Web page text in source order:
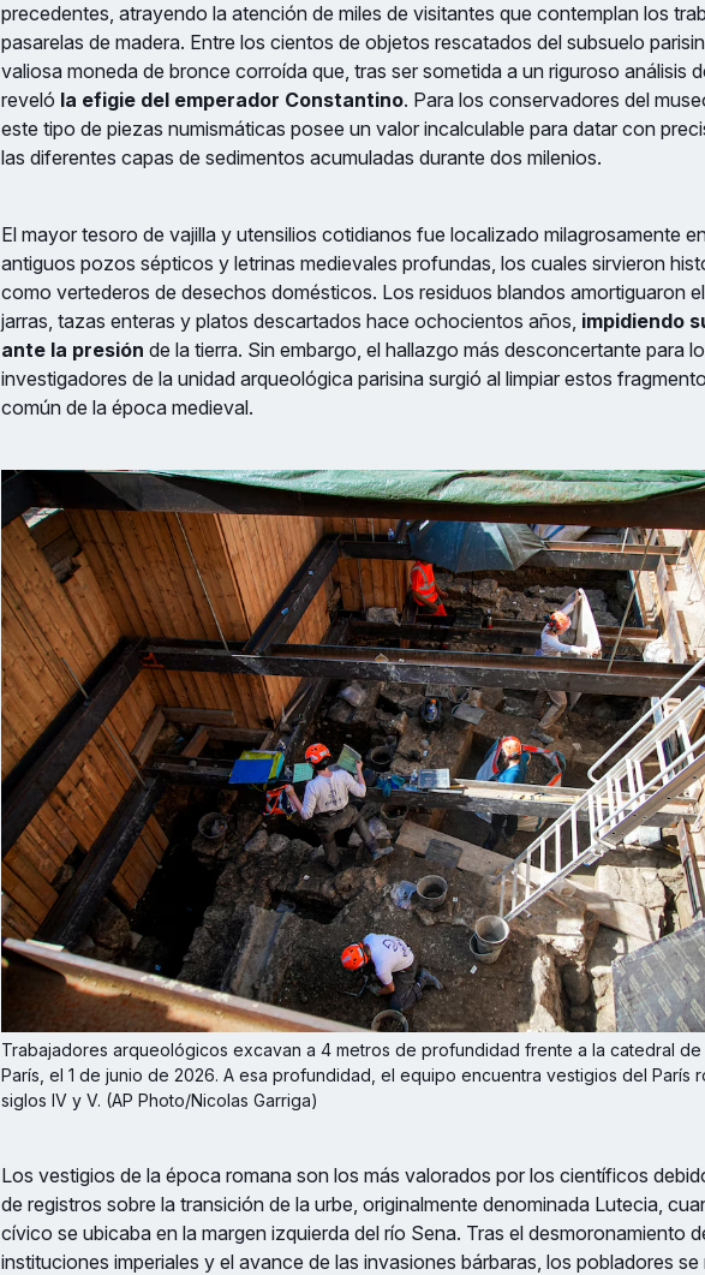
precedentes, atrayendo la atención de miles de visitantes que contemplan los
pasarelas de madera. Entre los cientos de objetos rescatados del subsuelo
valiosa moneda de bronce corroída que, tras ser sometida a un riguroso análisis
reveló la efigie del emperador Constantino. Para los conservadores del
este tipo de piezas numismáticas posee un valor incalculable para datar con
las diferentes capas de sedimentos acumuladas durante dos milenios.
El mayor tesoro de vajilla y utensilios cotidianos fue localizado milagrosamente
antiguos pozos sépticos y letrinas medievales profundas, los cuales sirvieron
como vertederos de desechos domésticos. Los residuos blandos amortiguaron
jarras, tazas enteras y platos descartados hace ochocientos años, impidiendo
ante la presión de la tierra. Sin embargo, el hallazgo más desconcertante para
investigadores de la unidad arqueológica parisina surgió al limpiar estos
común de la época medieval.
Trabajadores arqueológicos excavan a 4 metros de profundidad frente a la catedral de
París, el 1 de junio de 2026. A esa profundidad, el equipo encuentra vestigios del París
siglos IV y V. (AP Photo/Nicolas Garriga)
Los vestigios de la época romana son los más valorados por los científicos
de registros sobre la transición de la urbe, originalmente denominada Lutecia,
cívico se ubicaba en la margen izquierda del río Sena. Tras el desmoronamiento
instituciones imperiales y el avance de las invasiones bárbaras, los pobladores